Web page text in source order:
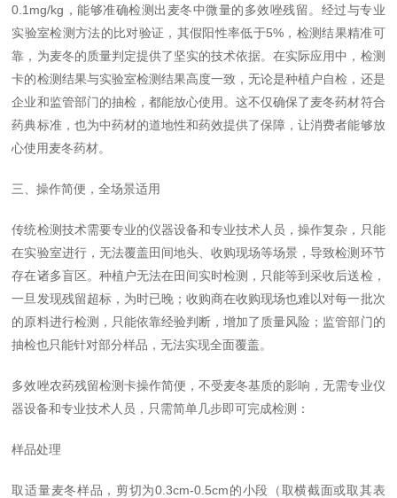
0.1mg/kg，能够准确检测出麦冬中微量的多效唑残留。经过与专业
实验室检测方法的比对验证，其假阳性率低于5%，检测结果精准可
靠，为麦冬的质量判定提供了坚实的技术依据。在实际应用中，检测
卡的检测结果与实验室检测结果高度一致，无论是种植户自检，还是
企业和监管部门的抽检，都能放心使用。这不仅确保了麦冬药材符合
药典标准，也为中药材的道地性和药效提供了保障，让消费者能够放
心使用麦冬药材。
三、操作简便，全场景适用
传统检测技术需要专业的仪器设备和专业技术人员，操作复杂，只能
在实验室进行，无法覆盖田间地头、收购现场等场景，导致检测环节
存在诸多盲区。种植户无法在田间实时检测，只能等到采收后送检，
一旦发现残留超标，为时已晚；收购商在收购现场也难以对每一批次
的原料进行检测，只能依靠经验判断，增加了质量风险；监管部门的
抽检也只能针对部分样品，无法实现全面覆盖。
多效唑农药残留检测卡操作简便，不受麦冬基质的影响，无需专业仪
器设备和专业技术人员，只需简单几步即可完成检测：
样品处理
取适量麦冬样品，剪切为0.3cm-0.5cm的小段（取横截面或取其表